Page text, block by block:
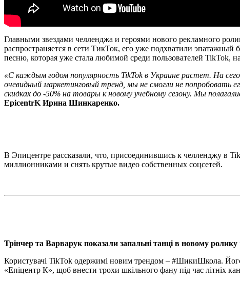
Главными звездами челленджа и героями нового рекламного
распространяется в сети ТикТок, его уже подхватили
песню, которая уже стала любимой среди пользователей TikTok,
«С каждым годом популярность TikTok в Украине растет. На
очевидный маркетинговый тренд, мы не смогли не попробовать
скидках до -50% на товары к новому учебному сезону. Мы
EpicentrK Ирина Шинкаренко.
В Эпицентре рассказали, что, присоединившись к челленджу в
миллионниками и снять крутые видео собственных соцсетей.
Трінчер та Варварук показали запальні танці в новому ролику
Користувачі TikTok одержимі новим трендом – #ШикиШкола.
«Епіцентр К», щоб внести трохи шкільного фану під час літніх